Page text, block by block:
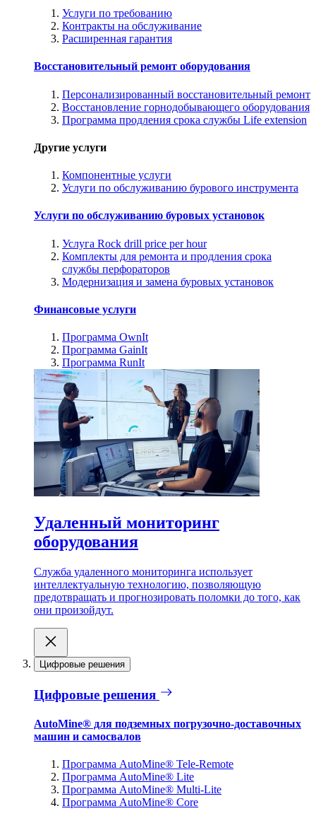
Услуги по требованию
Контракты на обслуживание
Расширенная гарантия
Восстановительный ремонт оборудования
Персонализированный восстановительный ремонт
Восстановление горнодобывающего оборудования
Программа продления срока службы Life extension
Другие услуги
Компонентные услуги
Услуги по обслуживанию бурового инструмента
Услуги по обслуживанию буровых установок
Услуга Rock drill price per hour
Комплекты для ремонта и продления срока
службы перфораторов
Модернизация и замена буровых установок
Финансовые услуги
Программа OwnIt
Программа GainIt
Программа RunIt
Удаленный мониторинг
оборудования
Служба удаленного мониторинга использует
интеллектуальную технологию, позволяющую
предотвращать и прогнозировать поломки до того, как
они произойдут.
Цифровые решения
Цифровые решения
AutoMine® для подземных погрузочно-доставочных
машин и самосвалов
Программа AutoMine® Tele-Remote
Программа AutoMine® Lite
Программа AutoMine® Multi-Lite
Программа AutoMine® Core